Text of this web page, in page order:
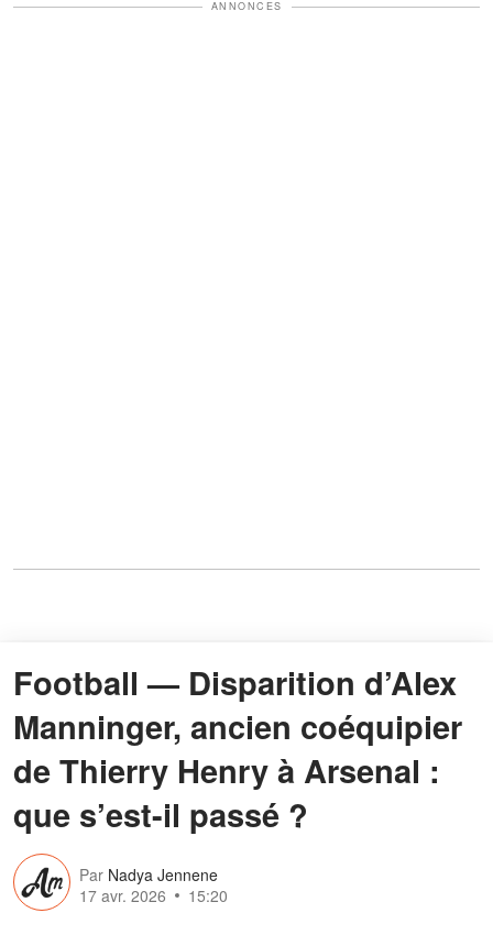
ANNONCES
Football — Disparition d’Alex
Manninger, ancien coéquipier
de Thierry Henry à Arsenal :
que s’est-il passé ?
Par Nadya Jennene
17 avr. 2026
15:20